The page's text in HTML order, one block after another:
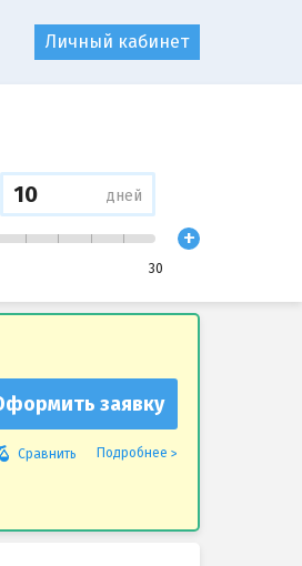
дней
30
+
заявку
Сравнить Подробнее
Личный кабинет